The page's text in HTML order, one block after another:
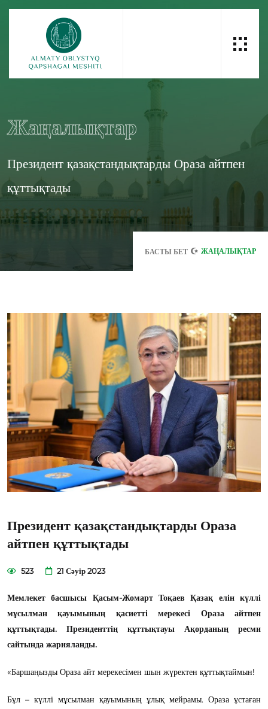
Жаңалықтар
Президент қазақстандықтарды Ораза айтпен
құттықтады
БАСТЫ БЕТ ЖАҢАЛЫҚТАР
Президент қазақстандықтарды Ораза
айтпен құттықтады
523 21 Сәуір 2023
Мемлекет басшысы Қасым-Жомарт Тоқаев Қазақ елін күллі
мұсылман қауымының қасиетті мерекесі Ораза айтпен
құттықтады. Президенттің құттықтауы Ақорданың ресми
сайтында жарияланды.
«Баршаңызды Ораза айт мерекесімен шын жүректен құттықтаймын!
Бұл – күллі мұсылман қауымының ұлық мейрамы. Ораза ұстаған